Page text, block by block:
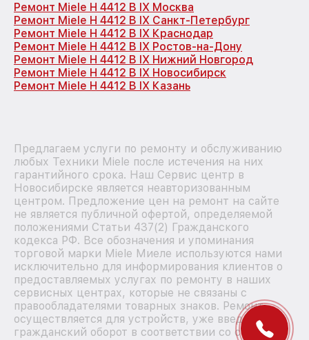
Ремонт Miele H 4412 B IX Москва
Ремонт Miele H 4412 B IX Санкт-Петербург
Ремонт Miele H 4412 B IX Краснодар
Ремонт Miele H 4412 B IX Ростов-на-Дону
Ремонт Miele H 4412 B IX Нижний Новгород
Ремонт Miele H 4412 B IX Новосибирск
Ремонт Miele H 4412 B IX Казань
Предлагаем услуги по ремонту и обслуживанию
любых Техники Miele после истечения на них
гарантийного срока. Наш Сервис центр в
Новосибирске является неавторизованным
центром. Предложение цен на ремонт на сайте
не является публичной офертой, определяемой
положениями Статьи 437(2) Гражданского
кодекса РФ. Все обозначения и упоминания
торговой марки Miele Миеле используются нами
исключительно для информирования клиентов о
предоставляемых услугах по ремонту в наших
сервисных центрах, которые не связаны с
правообладателями товарных знаков. Ремонт
осуществляется для устройств, уже введенных в
гражданский оборот в соответствии со статьей